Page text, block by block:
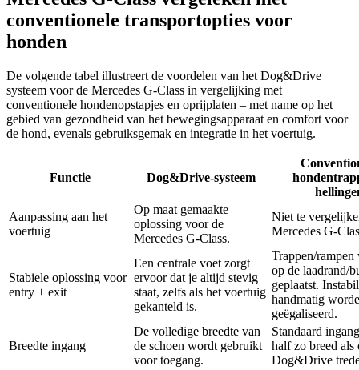
conventionele transportopties voor
honden
De volgende tabel illustreert de voordelen van het Dog&Drive
systeem voor de Mercedes G-Class in vergelijking met
conventionele hondenopstapjes en oprijplaten – met name op het
gebied van gezondheid van het bewegingsapparaat en comfort voor
de hond, evenals gebruiksgemak en integratie in het voertuig.
Functie Dog&Drive-systeem
Aanpassing aan het
voertuig
Op maat gemaakte
oplossing voor de
Mercedes G-Class.
Niet te
Mercedes G-
Stabiele oplossing voor
entry + exit
Een centrale voet zorgt
ervoor dat je altijd stevig
staat, zelfs als het voertuig
gekanteld is.
Trappen/rampen
op de laadrand/
geplaatst.
handmatig
geëgaliseerd.
Breedte ingang
De volledige breedte van
de schoen wordt gebruikt
voor toegang.
Standaard
half zo breed als
Dog&Drive